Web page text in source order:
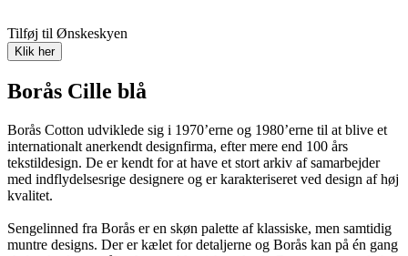
Tilføj til Ønskeskyen
Klik her
Borås Cille blå
Borås Cotton udviklede sig i 1970’erne og 1980’erne til at blive et
internationalt anerkendt designfirma, efter mere end 100 års
tekstildesign. De er kendt for at have et stort arkiv af samarbejder
med indflydelsesrige designere og er karakteriseret ved design af høj
kvalitet.
Sengelinned fra Borås er en skøn palette af klassiske, men samtidig
muntre designs. Der er kælet for detaljerne og Borås kan på én gang